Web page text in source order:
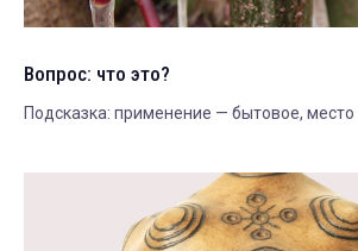
Вопрос: что это?
Подсказка: применение — бытовое,